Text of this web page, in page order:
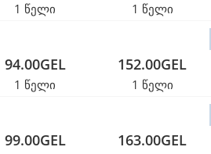
1 წელი 1 წელი
94.00GEL
1 წელი
152.00GEL
1 წელი
99.00GEL 163.00GEL